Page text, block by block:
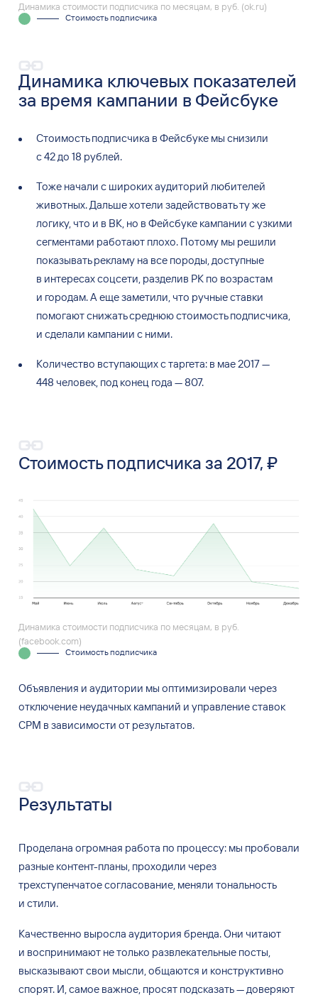
Динамика стоимости подписчика по месяцам, в руб. (ok.ru)
Стоимость подписчика
Динамика ключевых показателей
за время кампании в Фейсбуке
Стоимость подписчика в Фейсбуке мы снизили
с42 до 18 рублей.
Тоже начали с широких аудиторий любителей
животных. Дальше хотели задействовать туже
логику, что и в ВК, но в Фейсбуке кампании сузкими
сегментами работают плохо. Потому мы решили
показывать рекламу на все породы, доступные
в интересах соцсети, разделив РК по возрастам
и городам. А еще заметили, что ручные ставки
помогают снижать среднюю стоимость подписчика,
и сделали кампании с ними.
Количество вступающих старгета: в мае 2017—
448 человек, под конец года — 807.
Стоимость подписчика за 2017, ₽
Динамика стоимости подписчика по месяцам, в руб.
(facebook.com)
Стоимость подписчика
Объявления и аудитории мы оптимизировали через
отключение неудачных кампаний и управление ставок
CPM в зависимости от результатов.
Результаты
Проделана огромная работа по процессу: мы пробовали
разные контент-планы, проходили через
трехступенчатое согласование, меняли тональность
и стили.
Качественно выросла аудитория бренда. Они читают
и воспринимают нетолько развлекательные посты,
высказывают свои мысли, общаются и конструктивно
спорят. И, самое важное, просят подсказать— доверяют